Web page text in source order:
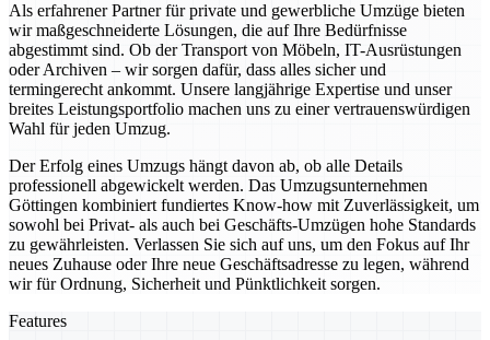
Als erfahrener Partner für private und gewerbliche Umzüge bieten
wir maßgeschneiderte Lösungen, die auf Ihre Bedürfnisse
abgestimmt sind. Ob der Transport von Möbeln, IT-Ausrüstungen
oder Archiven – wir sorgen dafür, dass alles sicher und
termingerecht ankommt. Unsere langjährige Expertise und unser
breites Leistungsportfolio machen uns zu einer vertrauenswürdigen
Wahl für jeden Umzug.
Der Erfolg eines Umzugs hängt davon ab, ob alle Details
professionell abgewickelt werden. Das Umzugsunternehmen
Göttingen kombiniert fundiertes Know-how mit Zuverlässigkeit, um
sowohl bei Privat- als auch bei Geschäfts-Umzügen hohe Standards
zu gewährleisten. Verlassen Sie sich auf uns, um den Fokus auf Ihr
neues Zuhause oder Ihre neue Geschäftsadresse zu legen, während
wir für Ordnung, Sicherheit und Pünktlichkeit sorgen.
Features